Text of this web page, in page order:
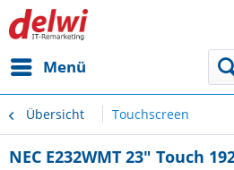
Menü
Übersicht Touchscreen
NEC E232WMT 23" Touch